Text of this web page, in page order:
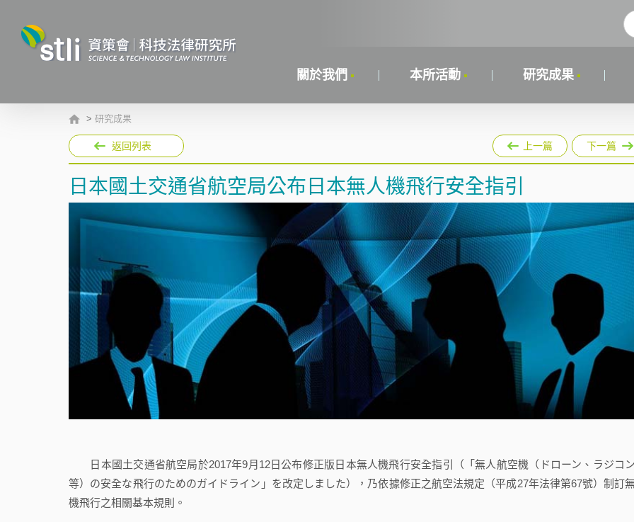
關於我們 本所活動 研究成果
> 研究成果
返回列表 上一篇 下一篇
日本國土交通省航空局公布日本無人機飛行安全指引
日本國土交通省航空局於2017年9月12日公布修正版日本無人機飛行安全指引（「無人航空機（ドローン、ラジコ
等）の安全な飛行のためのガイドライン」を改定しました），乃依據修正之航空法規定（平成27年法律第67號）制訂
機飛行之相關基本規則。